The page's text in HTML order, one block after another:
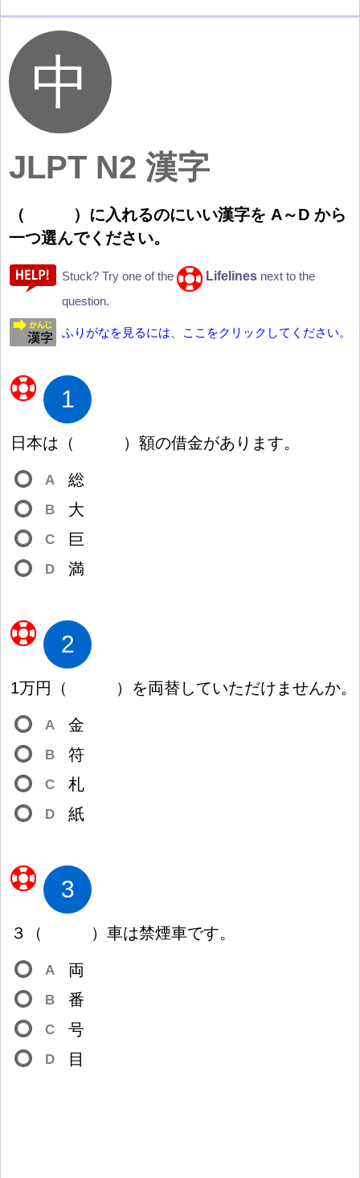
JLPT N2 漢字
（ ） に入れるのにいい漢字を A～D から
一つ選んでください。
Stuck? Try one of the Lifelines next to the
question.
ふりがなを見るには、ここをクリックしてください。
1
日 本は （ ） 額の借金があります。
A 総
B 大
C 巨
D 満
2
1万円 （ ） を両替していただけませんか。
A 金
B 符
C 札
D 紙
3
３ （ ） 車は禁煙車です。
A 両
B 番
C 号
D 目